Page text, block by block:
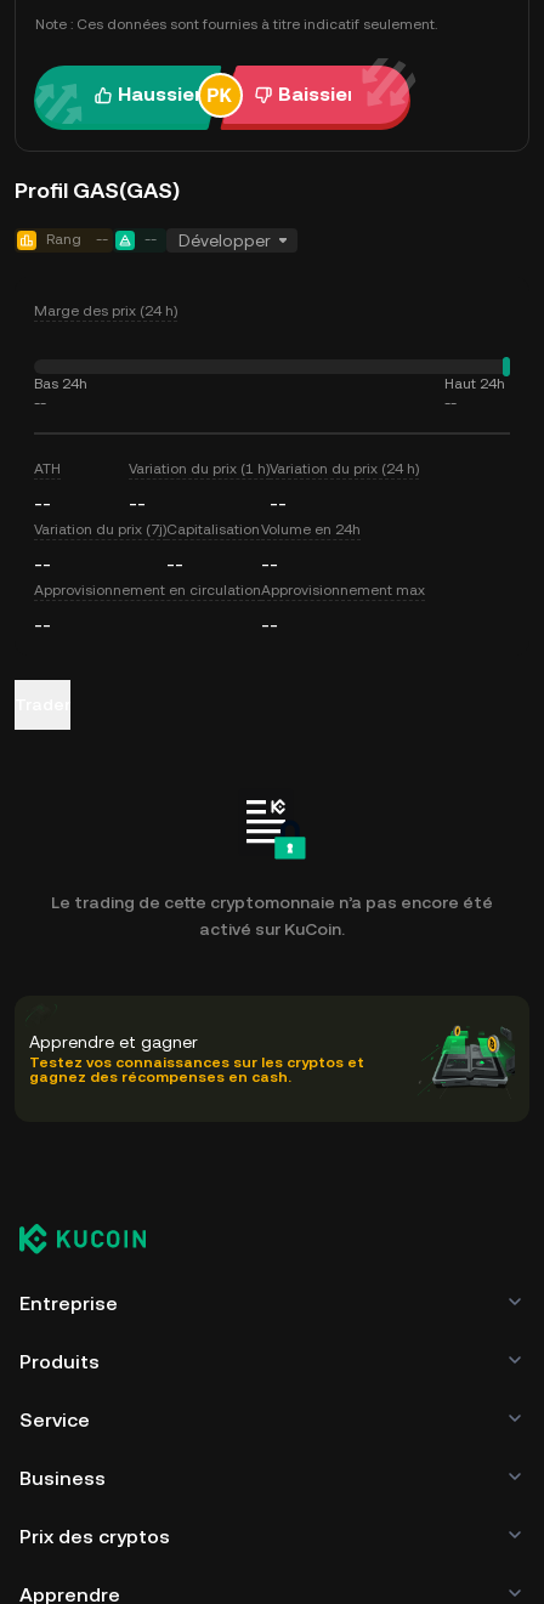
Note : Ces données sont fournies à titre indicatif seulement.
Haussier Baissier
Profil GAS(GAS)
Rang -- -- Développer
Marge des prix (24 h)
Bas 24h
--
Haut 24h
--
ATH
--
Variation du prix (1 h)
--
Variation du prix (24 h)
--
Variation du prix (7j)
--
Capitalisation
--
Volume en 24h
--
Approvisionnement en circulation
--
Approvisionnement max
--
Le trading de cette cryptomonnaie n’a pas encore été
activé sur KuCoin.
Apprendre et gagner
Testez vos connaissances sur les cryptos et
gagnez des récompenses en cash.
Entreprise
Produits
Service
Business
Prix des cryptos
Apprendre